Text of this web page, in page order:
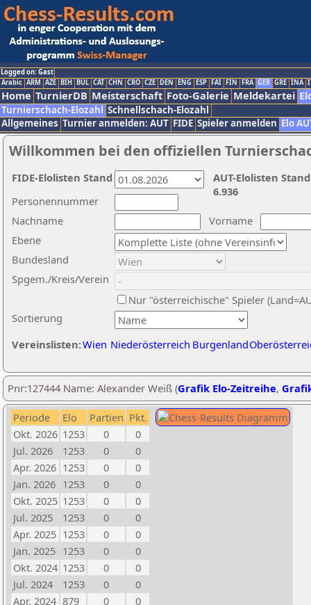
Logged on: Gast
Arabic ARM AZE BIH BUL CAT CHN CRO CZE DEN ENG ESP FAI FIN FRA GER GRE INA
Home TurnierDB Meisterschaft Foto-Galerie Meldekartei
Turnierschach-Elozahl Schnellschach-Elozahl
Allgemeines Turnier anmelden: AUT FIDE Spieler anmelden Elo
Willkommen bei den offiziellen
Nachname
Vorname
Ebene
Sortierung
Personennummer
Bundesland
Spgem./Kreis/Verein
Nur "österreichische" Spieler
Vereinslisten:Wien Niederösterreich Burgenland
AUT-Elolisten
6.936
FIDE-Elolisten Stand
Pnr:127444 Name: Alexander Weiß (Grafik Elo-Zeitreihe,
Periode Elo Partien Pkt.
Okt. 2026 1253 0
0
Jul. 2026
1253 0
0
Apr. 2026 1253 0
0
Jan. 2026 1253 0
0
Okt. 2025 1253 0
0
Jul. 2025
1253 0
0
Apr. 2025 1253 0
0
Jan. 2025 1253 0
0
Okt. 2024 1253 0
0
Jul. 2024
1253 0
0
Apr. 2024 879 0
0